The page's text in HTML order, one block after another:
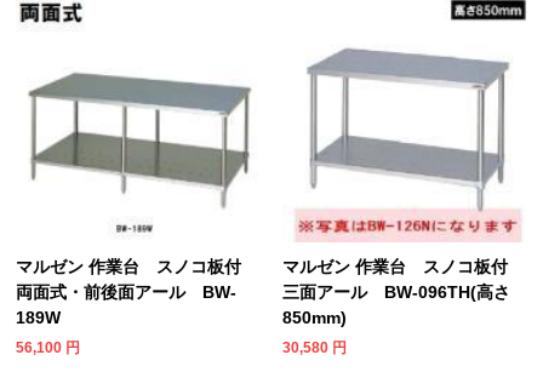
マルゼン 作業台 スノコ板付
両面式・前後面アール BW-
189W
56,100 円
マルゼン 作業台 スノコ板付
三面アール BW-096TH(高さ
850mm)
30,580 円